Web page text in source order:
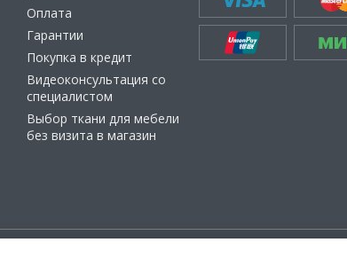
Оплата
Гарантии
Покупка в кредит
Видеоконсультация со
специалистом
Выбор ткани для мебели
без визита в магазин